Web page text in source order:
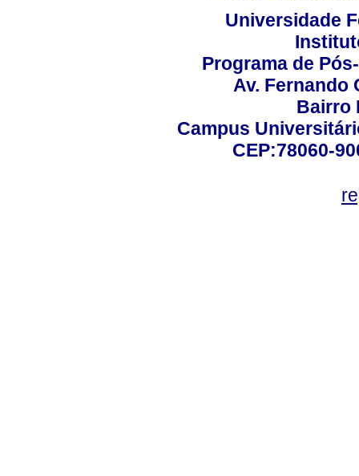
Universidade
Programa de
Av. Fernando
Bairro
Campus
CEP:78060-